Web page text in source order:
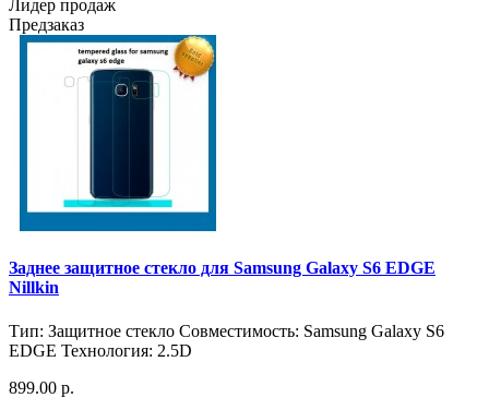
Лидер продаж
Предзаказ
Заднее защитное стекло для Samsung Galaxy S6 EDGE
Nillkin
Тип: Защитное стекло Совместимость: Samsung Galaxy S6
EDGE Технология: 2.5D
899.00 р.